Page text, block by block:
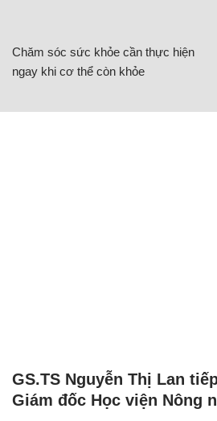
Chăm sóc sức khỏe cần thực hiện
ngay khi cơ thể còn khỏe
GS.TS Nguyễn Thị Lan
Giám đốc Học viện Nông